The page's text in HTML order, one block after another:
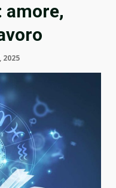
amore,